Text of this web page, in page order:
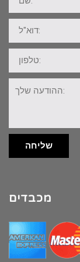
דוא"ל:
טלפון:
ההודעה
שלך:
שליחה
מכבדים